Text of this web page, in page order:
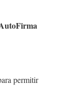
permitir